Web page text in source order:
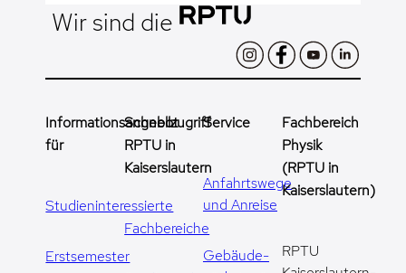
Wir sind die
Informationsangebot
für
Studieninteressierte
Erstsemester
Schnellzugriff
RPTU in
Kaiserslautern
Fachbereiche
Service
Anfahrtswege
und Anreise
Gebäude-
Fachbereich
Physik
(RPTU in
Kaiserslautern)
RPTU